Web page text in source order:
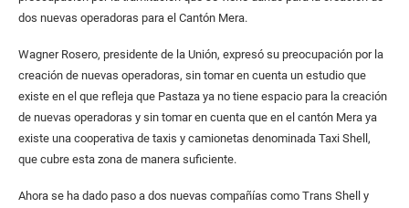
dos nuevas operadoras para el Cantón Mera.
Wagner Rosero, presidente de la Unión, expresó su preocupación por la
creación de nuevas operadoras, sin tomar en cuenta un estudio que
existe en el que refleja que Pastaza ya no tiene espacio para la creación
de nuevas operadoras y sin tomar en cuenta que en el cantón Mera ya
existe una cooperativa de taxis y camionetas denominada Taxi Shell,
que cubre esta zona de manera suficiente.
Ahora se ha dado paso a dos nuevas compañías como Trans Shell y